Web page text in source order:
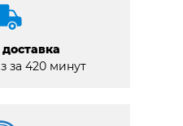
за 420 минут